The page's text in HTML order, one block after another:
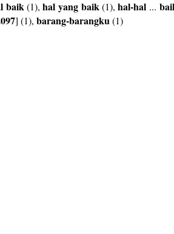
baik(1), hal yang baik(1), hal-hal ...
] (1), barang-barangku(1)